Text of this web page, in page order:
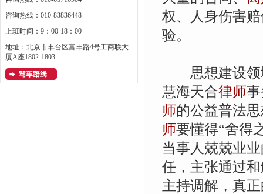
权、人身伤害
验。
思想建设领
慧海天合律师
师的公益普法
师要懂得“舍得
当事人兢兢业
任，主张通过
主持调解，真
咨询热线：010-83836448
上班时间：9：00-18：00
地址：北京市丰台区富丰路4号工商联大
厦A座1802-1803